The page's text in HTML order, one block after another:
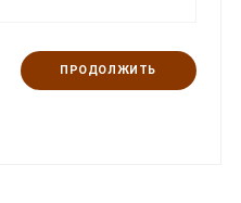
ПРОДОЛЖИТЬ